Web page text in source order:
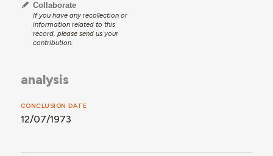
Collaborate
If you have any recollection or
information related to this
record, please send us your
contribution.
analysis
CONCLUSION DATE
12/07/1973